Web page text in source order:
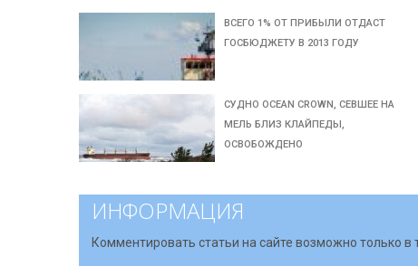
ВСЕГО 1% ОТ ПРИБЫЛИ ОТДАСТ
ГОСБЮДЖЕТУ В 2013 ГОДУ
СУДНО OCEAN CROWN, СЕВШЕЕ НА
МЕЛЬ БЛИЗ КЛАЙПЕДЫ,
ОСВОБОЖДЕНО
ИНФОРМАЦИЯ
Комментировать статьи на сайте возможно только в